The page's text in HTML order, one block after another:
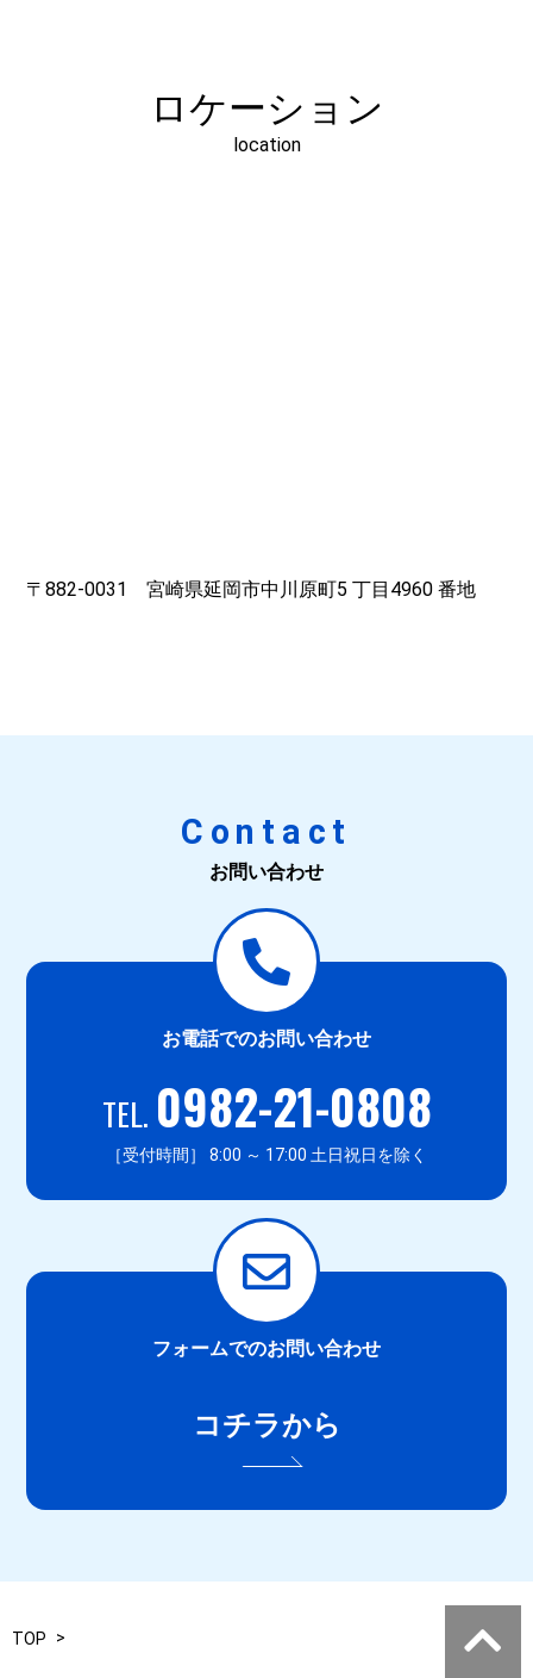
ロケーション
location
〒882-0031 宮崎県延岡市中川原町5 丁目4960 番地
Contact
お問い合わせ
お電話でのお問い合わせ
TEL. 0982-21-0808
［受付時間］ 8:00 ～ 17:00 土日祝日を除く
フォームでのお問い合わせ
コチラから
TOP